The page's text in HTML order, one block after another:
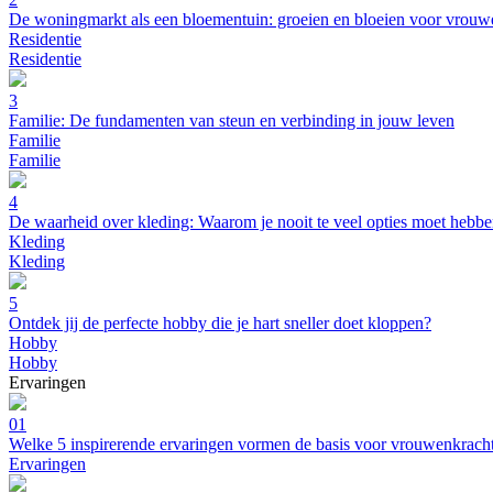
De woningmarkt als een bloementuin: groeien en bloeien voor
Residentie
Residentie
3
Familie: De fundamenten van steun en verbinding in jouw leven
Familie
Familie
4
De waarheid over kleding: Waarom je nooit te veel opties moet
Kleding
Kleding
5
Ontdek jij de perfecte hobby die je hart sneller doet kloppen?
Hobby
Hobby
Ervaringen
01
Welke 5 inspirerende ervaringen vormen de basis voor
Ervaringen